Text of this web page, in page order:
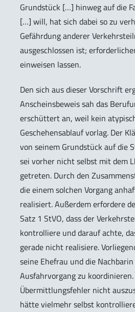
Grundstück […] hinweg auf die
[…] will, hat sich dabei so zu
Gefährdung anderer
ausgeschlossen ist;
einweisen lassen.
Den sich aus dieser Vorschrift
Anscheinsbeweis sah das
erschüttert an, weil kein
Geschehensablauf vorlag. Der
von seinem Grundstück auf die
sei vorher nicht selbst mit dem
getreten. Durch den
die einem solchen Vorgang
realisiert. Außerdem erfordere
Satz 1 StVO, dass der
kontrolliere und darauf achte,
gerade nicht realisiere.
seine Ehefrau und die
Ausfahrvorgang zu
Übermittlungsfehler nicht
hätte vielmehr selbst